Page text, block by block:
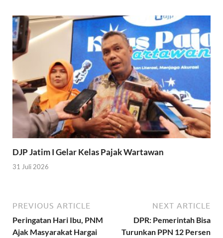
DJP Jatim I Gelar Kelas Pajak Wartawan
31 Juli 2026
PREVIOUS ARTICLE
Peringatan Hari Ibu, PNM
Ajak Masyarakat Hargai
NEXT ARTICLE
DPR: Pemerintah Bisa
Turunkan PPN 12 Persen